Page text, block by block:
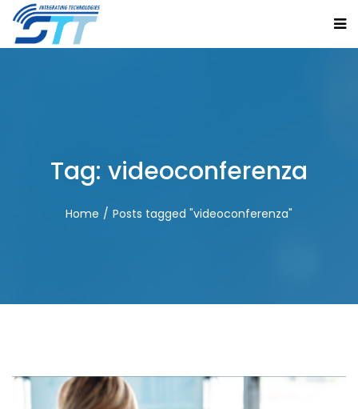
Tag: videoconferenza
Home Posts tagged "videoconferenza"